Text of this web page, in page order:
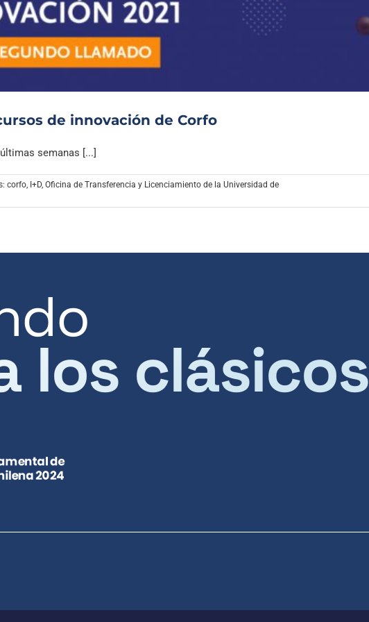
Archivo Sonoro
de innovación de Corfo
semanas [...]
corfo, I+D, Oficina de Transferencia y Licenciamiento de la Universidad de
los clásicos